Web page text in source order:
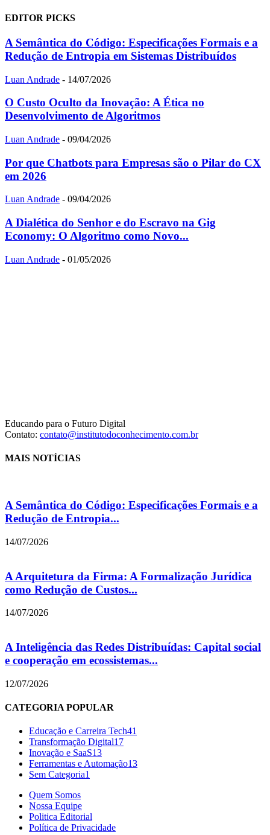
EDITOR PICKS
A Semântica do Código: Especificações Formais e a
Redução de Entropia em Sistemas Distribuídos
Luan Andrade - 14/07/2026
O Custo Oculto da Inovação: A Ética no
Desenvolvimento de Algoritmos
Luan Andrade - 09/04/2026
Por que Chatbots para Empresas são o Pilar do CX
em 2026
Luan Andrade - 09/04/2026
A Dialética do Senhor e do Escravo na Gig
Economy: O Algoritmo como Novo...
Luan Andrade - 01/05/2026
Educando para o Futuro Digital
Contato: contato@institutodoconhecimento.com.br
MAIS NOTÍCIAS
A Semântica do Código: Especificações Formais e a
Redução de Entropia...
14/07/2026
A Arquitetura da Firma: A Formalização Jurídica
como Redução de Custos...
14/07/2026
A Inteligência das Redes Distribuídas: Capital social
e cooperação em ecossistemas...
12/07/2026
CATEGORIA POPULAR
Educação e Carreira Tech41
Transformação Digital17
Inovação e SaaS13
Ferramentas e Automação13
Sem Categoria1
Quem Somos
Nossa Equipe
Politica Editorial
Política de Privacidade